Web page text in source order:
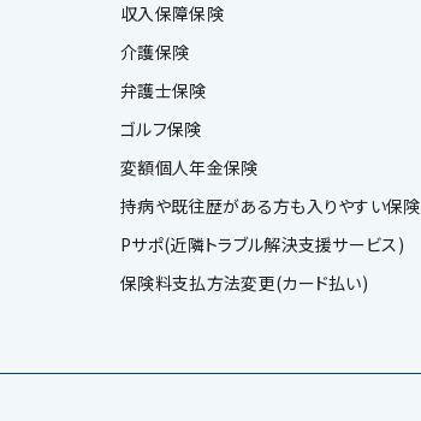
収入保障保険
介護保険
弁護士保険
ゴルフ保険
変額個人年金保険
持病や既往歴がある方も入りやすい保険
Pサポ(近隣トラブル解決支援サービス)
保険料支払方法変更(カード払い)